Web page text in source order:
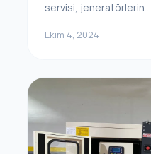
servisi, jeneratörlerin...
Ekim 4, 2024